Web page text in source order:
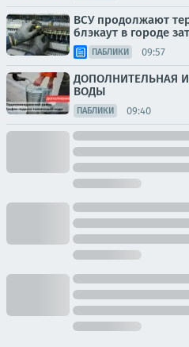
ВСУ продолжают
блэкаут в городе
ПАБЛИКИ 09:57
ДОПОЛНИТЕЛЬНАЯ
ВОДЫ
ПАБЛИКИ 09:40